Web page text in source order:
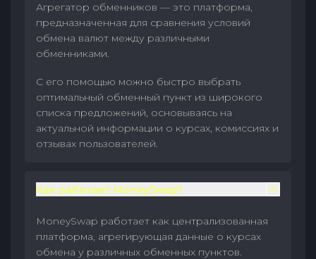
Агрегатор обменников — это платформа,
предназначенная для сравнения условий
обмена валют между различными
обменниками.
С его помощью можно быстро выбрать
оптимальный обменный пункт из широкого
списка предложений, основываясь на
актуальной информации о курсах, комиссиях и
отзывах пользователей.
Как работает MoneySwap?
MoneySwap работает как централизованная
платформа, агрегирующая данные о курсах
обмена у различных обменных пунктов.